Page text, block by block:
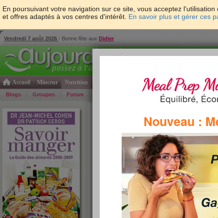
En poursuivant votre navigation sur ce site, vous acceptez
et offres adaptés à vos centres d'intérêt. En savoir plus et gérer ces
Vendredi 7 août 2026 - Bonne fête aux Didier
Accueil Minceur Nutrition Psycho & tests Forme & santé
Blogs Groupes Forum Bons Plans
Nouveau :